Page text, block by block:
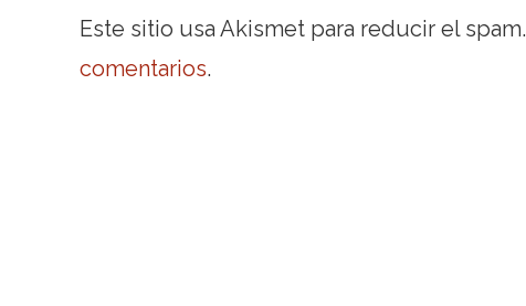
Este sitio usa Akismet para reducir el spam.
comentarios.